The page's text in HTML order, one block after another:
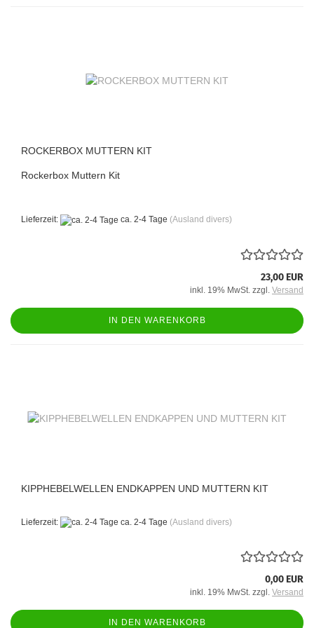
ROCKERBOX MUTTERN KIT
Rockerbox Muttern Kit
Lieferzeit: ca. 2-4 Tage (Ausland divers)
23,00 EUR
inkl. 19% MwSt. zzgl. Versand
IN DEN WARENKORB
KIPPHEBELWELLEN ENDKAPPEN UND MUTTERN KIT
Lieferzeit: ca. 2-4 Tage (Ausland divers)
0,00 EUR
inkl. 19% MwSt. zzgl. Versand
IN DEN WARENKORB